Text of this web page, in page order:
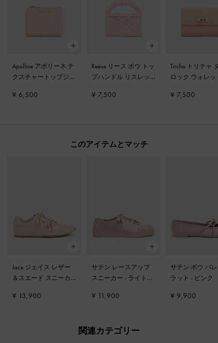
Apolline アポリーネ テ
クスチャートップジッ
ピンク
¥ 6,500
Reese リース ボウ トッ
プハンドル リスレッ
¥ 7,500
Tricha トリチャ
ロック ウォレ
¥ 7,500
このアイテムとマッチ
Jace ジェイス レザー
＆スエード スニーカ
¥ 13,900
サテン レースアップ
スニーカー - ライトピ
¥ 11,900
サテン ボウ バ
ラット- ピンク
¥ 9,900
関連カテゴリー